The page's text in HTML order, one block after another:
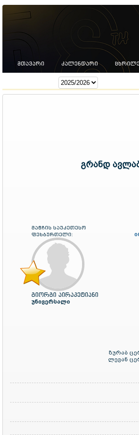
ᲛᲗᲐᲕᲐᲠᲘ ᲙᲐᲚᲔᲜᲓᲐᲠᲘ
გრანდ
მატჩის საუკეთესო
ფეხბურთელი:
გიორგი აირაპეტიანი
უნივერსალი
ზურაბ
ლევან